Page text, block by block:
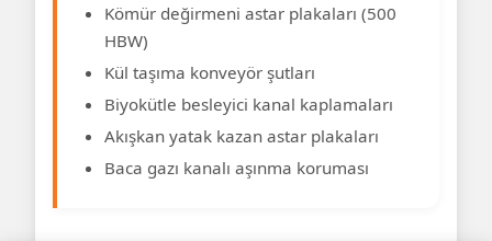
Kömür değirmeni astar plakaları (500
HBW)
Kül taşıma konveyör şutları
Biyokütle besleyici kanal kaplamaları
Akışkan yatak kazan astar plakaları
Baca gazı kanalı aşınma koruması